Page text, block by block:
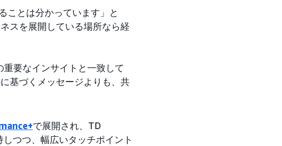
ことは分かっています」と
スを展開している場所なら経
要なインサイトと一致して
基づくメッセージよりも、共
で展開され、TD
つつ、幅広いタッチポイント